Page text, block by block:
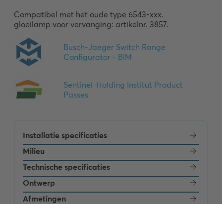
Compatibel met het oude type 6543-xxx.
gloeilamp voor vervanging: artikelnr. 3857.
Installatie specificaties
Milieu
Technische specificaties
Ontwerp
Afmetingen